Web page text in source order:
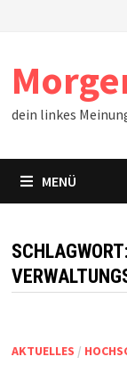
dein linkes
MENÜ
SCHLAGWORT:
AKTUELLES /